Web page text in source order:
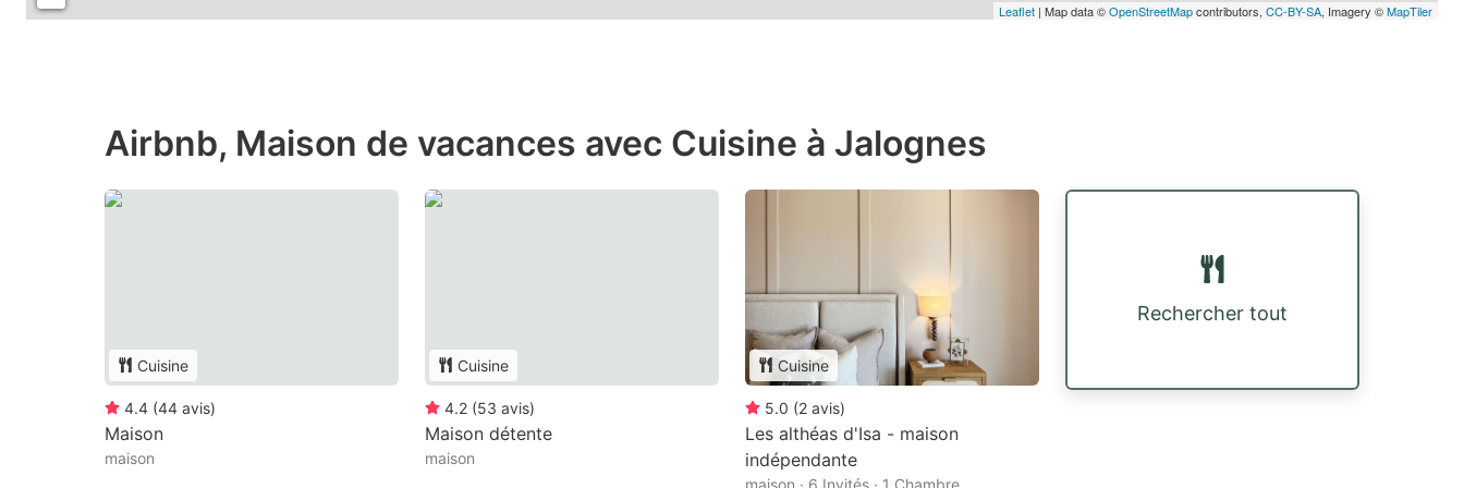
Leaflet | Map data ©OpenStreetMapcontributors, CC-BY-SA, Imagery ©MapTiler
Airbnb, Maison de vacances avec Cuisine à Jalognes
Cuisine
4.4 (44 avis)
Maison
maison
Cuisine
4.2 (53 avis)
Maison détente
maison
Cuisine
5.0 (2 avis)
Les althéas d'Isa - maison
indépendante
maison · 6 Invités · 1 Chambre
Rechercher tout